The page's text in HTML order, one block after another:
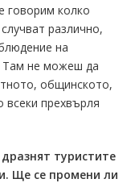
говорим колко
различно,
на
Там не можеш да
общинското,
всеки прехвърля
туристите
Ще се промени ли